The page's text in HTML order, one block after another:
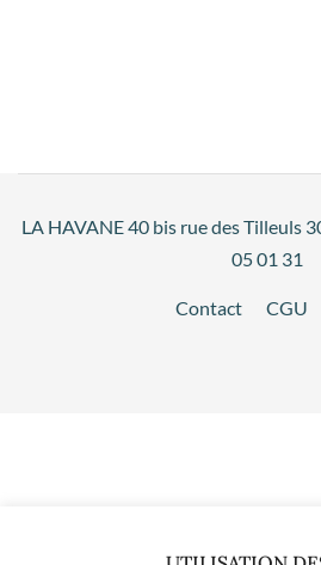
LA HAVANE 40 bis rue des Tilleuls
05 01 31
Contact CGU